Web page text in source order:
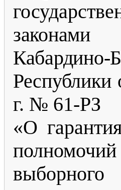
законами
Кабардино-
Республики
г. № 61-РЗ
«О
выборного